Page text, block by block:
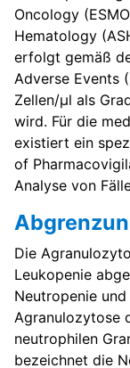
Oncology
Hematology
erfolgt gemäß
Adverse Events
Zellen/µl als
wird. Für die
existiert ein
of
Analyse von
Die
Leukopenie
Neutropenie
Agranulozytose
neutrophilen
bezeichnet die